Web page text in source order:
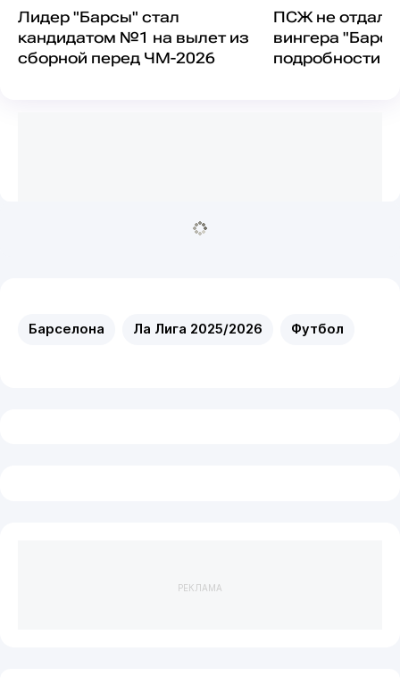
Лидер "Барсы" стал
кандидатом №1 на вылет из
сборной перед ЧМ-2026
ПСЖ не отдал
вингера
подробности
Барселона Ла Лига 2025/2026 Футбол
РЕКЛАМА